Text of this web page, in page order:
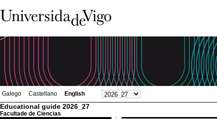
Galego Castellano English
Educational guide 2026_27
Facultade de Ciencias